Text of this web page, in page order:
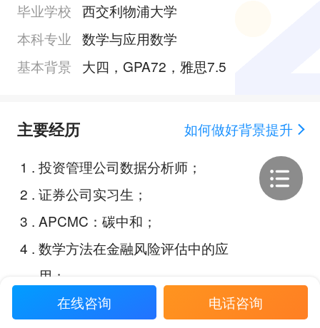
毕业学校 西交利物浦大学
本科专业 数学与应用数学
基本背景
大四，GPA72，雅思7.5
主要经历
如何做好背景提升
1 . 投资管理公司数据分析师；
2 . 证券公司实习生；
3 . APCMC：碳中和；
4 . 数学方法在金融风险评估中的应
用；
在线咨询
电话咨询